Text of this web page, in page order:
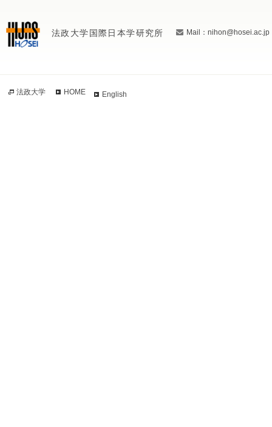
法政大学国際日本学研究所 Mail：nihon@hosei.ac.jp
法政大学 HOME English